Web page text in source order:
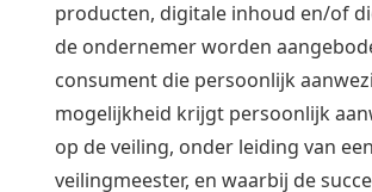
producten, digitale inhoud en/of
de ondernemer worden
consument die persoonlijk
mogelijkheid krijgt persoonlijk
op de veiling, onder leiding van een
veilingmeester, en waarbij de